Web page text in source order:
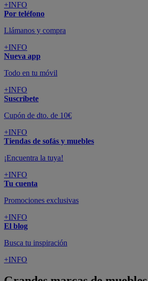
+INFO
Por teléfono
Llámanos y compra
+INFO
Nueva app
Todo en tu móvil
+INFO
Suscríbete
Cupón de dto. de 10€
+INFO
Tiendas de sofás y muebles
¡Encuentra la tuya!
+INFO
Tu cuenta
Promociones exclusivas
+INFO
El blog
Busca tu inspiración
+INFO